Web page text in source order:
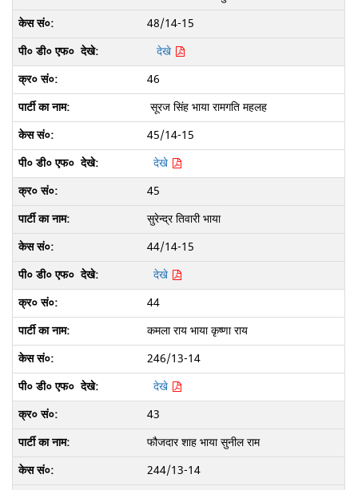
48/14-15
देखे
46
सूरज सिंह भाया रामगति महलह
45/14-15
देखे
45
सुरेन्द्र तिवारी भाया
44/14-15
देखे
44
कमला राय भाया कृष्णा राय
246/13-14
देखे
43
फौजदार शाह भाया सुनील राम
244/13-14